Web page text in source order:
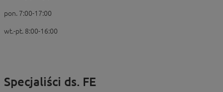
pon. 7:00-17:00
wt.-pt. 8:00-16:00
Specjaliści ds. FE